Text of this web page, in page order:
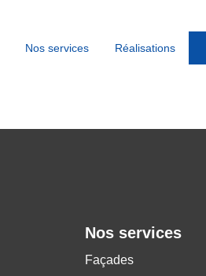
Nos services Réalisations
Nos services
Façades